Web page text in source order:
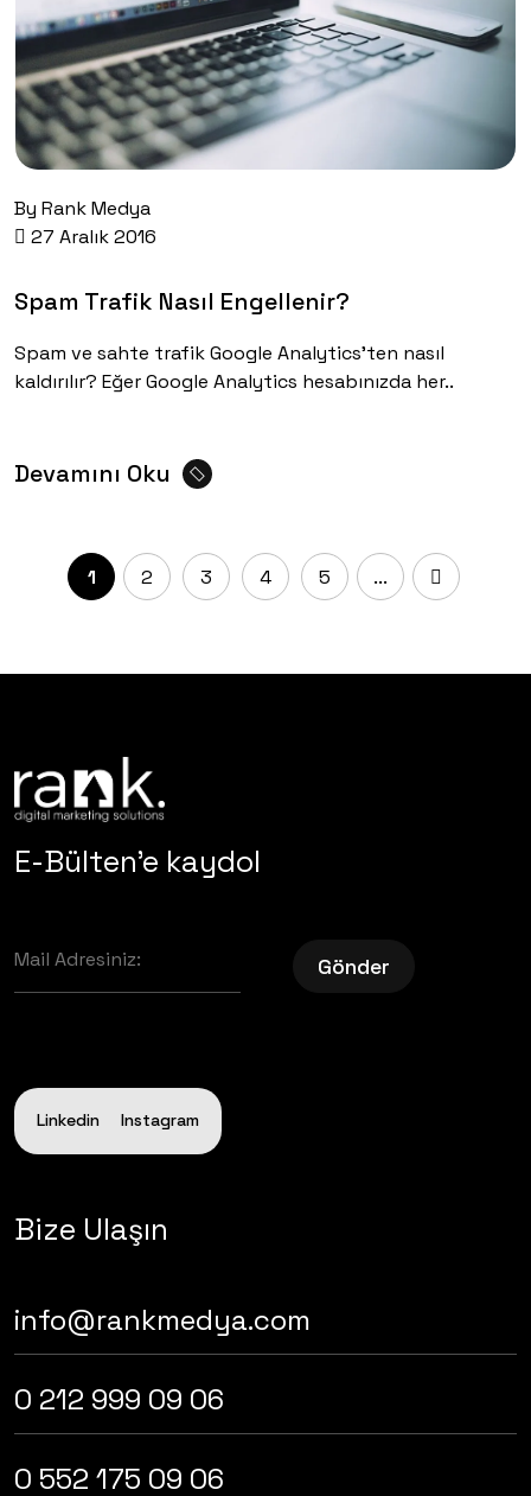
By Rank Medya
27 Aralık 2016
Spam Trafik Nasıl Engellenir?
Spam ve sahte trafik Google Analytics’ten nasıl
kaldırılır? Eğer Google Analytics hesabınızda her..
Devamını Oku
1 2 3 4 5 ...
E-Bülten'e kaydol
Gönder
Linkedin Instagram
Bize Ulaşın
info@rankmedya.com
0 212 999 09 06
0 552 175 09 06